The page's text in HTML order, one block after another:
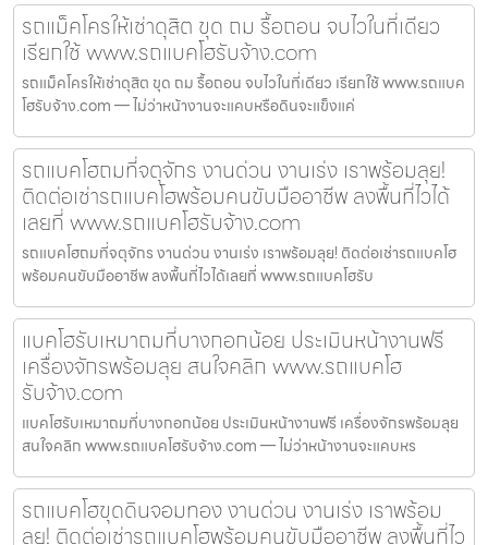
รถแม็คโครให้เช่าดุสิต ขุด ถม รื้อถอน จบไวในที่เดียว
เรียกใช้ www.รถแบคโฮรับจ้าง.com
รถแม็คโครให้เช่าดุสิต ขุด ถม รื้อถอน จบไวในที่เดียว เรียกใช้ www.รถแบค
โฮรับจ้าง.com — ไม่ว่าหน้างานจะแคบหรือดินจะแข็งแค่
รถแบคโฮถมที่จตุจักร งานด่วน งานเร่ง เราพร้อมลุย!
ติดต่อเช่ารถแบคโฮพร้อมคนขับมืออาชีพ ลงพื้นที่ไวได้
เลยที่ www.รถแบคโฮรับจ้าง.com
รถแบคโฮถมที่จตุจักร งานด่วน งานเร่ง เราพร้อมลุย! ติดต่อเช่ารถแบคโฮ
พร้อมคนขับมืออาชีพ ลงพื้นที่ไวได้เลยที่ www.รถแบคโฮรับ
แบคโฮรับเหมาถมที่บางกอกน้อย ประเมินหน้างานฟรี
เครื่องจักรพร้อมลุย สนใจคลิก www.รถแบคโฮ
รับจ้าง.com
แบคโฮรับเหมาถมที่บางกอกน้อย ประเมินหน้างานฟรี เครื่องจักรพร้อมลุย
สนใจคลิก www.รถแบคโฮรับจ้าง.com — ไม่ว่าหน้างานจะแคบหร
รถแบคโฮขุดดินจอมทอง งานด่วน งานเร่ง เราพร้อม
ลุย! ติดต่อเช่ารถแบคโฮพร้อมคนขับมืออาชีพ ลงพื้นที่ไว